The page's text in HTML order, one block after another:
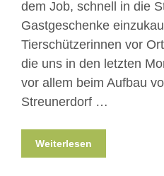
dem Job, schnell in die
Gastgeschenke
Tierschützerinnen vor
die uns in den letzten
vor allem beim Aufbau
Streunerdorf …
Weiterlesen